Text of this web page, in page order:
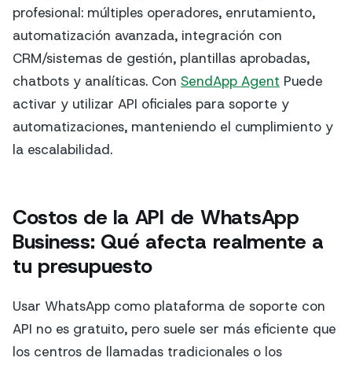
profesional: múltiples operadores, enrutamiento,
automatización avanzada, integración con
CRM/sistemas de gestión, plantillas aprobadas,
chatbots y analíticas. Con SendApp Agent Puede
activar y utilizar API oficiales para soporte y
automatizaciones, manteniendo el cumplimiento y
la escalabilidad.
Costos de la API de WhatsApp
Business: Qué afecta realmente a
tu presupuesto
Usar WhatsApp como plataforma de soporte con
API no es gratuito, pero suele ser más eficiente que
los centros de llamadas tradicionales o los